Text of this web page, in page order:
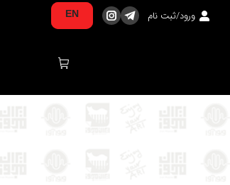
ورود/ثبت نام
تلگرام
جدید
اینستاگرام
جدید
EN